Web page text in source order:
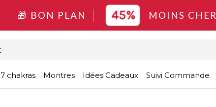
🎁 BON PLAN 45% MOINS CHER
7 chakras Montres Idées Cadeaux Suivi Commande